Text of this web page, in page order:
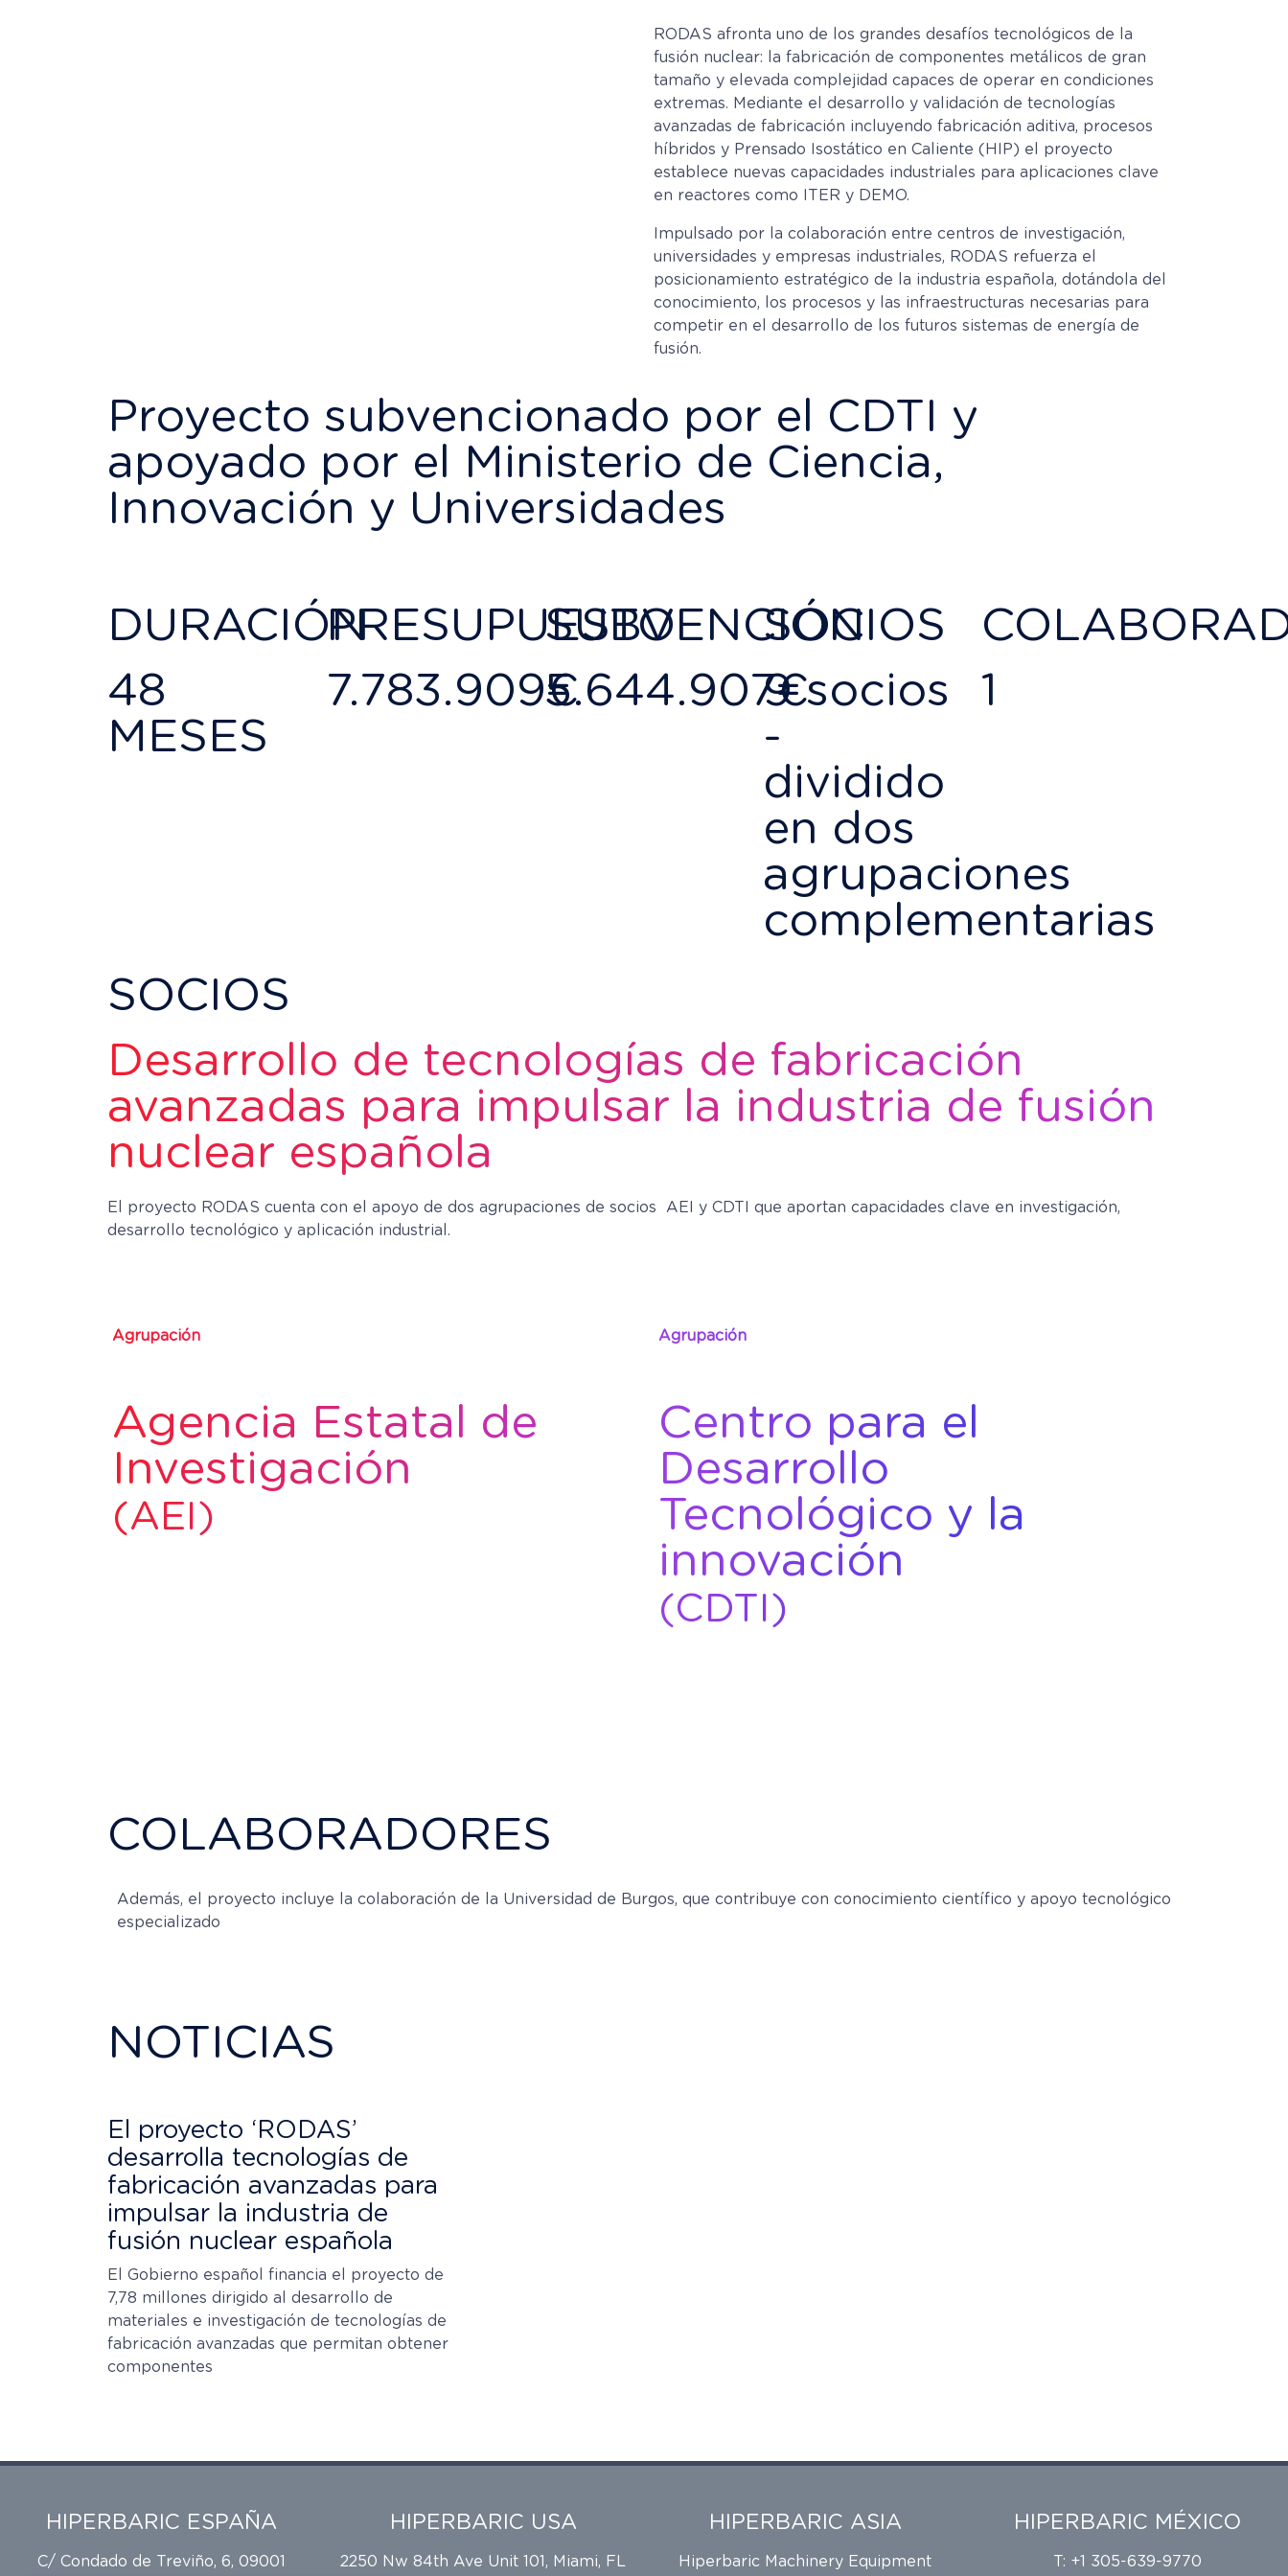
RODAS afronta uno de los grandes desafíos tecnológicos de la
fusión nuclear: la fabricación de componentes metálicos de gran
tamaño y elevada complejidad capaces de operar en condiciones
extremas. Mediante el desarrollo y validación de tecnologías
avanzadas de fabricación incluyendo fabricación aditiva, procesos
híbridos y Prensado Isostático en Caliente (HIP) el proyecto
establece nuevas capacidades industriales para aplicaciones clave
en reactores como ITER y DEMO.
Impulsado por la colaboración entre centros de investigación,
universidades y empresas industriales, RODAS refuerza el
posicionamiento estratégico de la industria española, dotándola del
conocimiento, los procesos y las infraestructuras necesarias para
competir en el desarrollo de los futuros sistemas de energía de
fusión.
Proyecto subvencionado por el CDTI y
apoyado por el Ministerio de Ciencia,
Innovación y Universidades
DURACIÓN
48
MESES
PRESUPUESTO
7.783.909€
SUBVENCIÓN
5.644.907€
SOCIOS
9 socios
-
dividido
en dos
agrupaciones
complementarias
1
SOCIOS
Desarrollo de tecnologías de fabricación
avanzadas para impulsar la industria de fusión
nuclear española
El proyecto RODAS cuenta con el apoyo de dos agrupaciones de socios AEI y CDTI que aportan capacidades clave en investigación,
desarrollo tecnológico y aplicación industrial.
Agrupación
Agencia Estatal de
Investigación
(AEI)
Agrupación
Centro para el
Desarrollo
Tecnológico y la
innovación
(CDTI)
COLABORADORES
Además, el proyecto incluye la colaboración de la Universidad de Burgos, que contribuye con conocimiento científico y apoyo tecnológico
especializado
NOTICIAS
El proyecto ‘RODAS’
desarrolla tecnologías de
fabricación avanzadas para
impulsar la industria de
fusión nuclear española
El Gobierno español financia el proyecto de
7,78 millones dirigido al desarrollo de
materiales e investigación de tecnologías de
fabricación avanzadas que permitan obtener
componentes
HIPERBARIC ESPAÑA
C/ Condado de Treviño, 6, 09001
HIPERBARIC USA
2250 Nw 84th Ave Unit 101, Miami, FL
HIPERBARIC ASIA
Hiperbaric Machinery Equipment
HIPERBARIC MÉXICO
T: +1 305-639-9770